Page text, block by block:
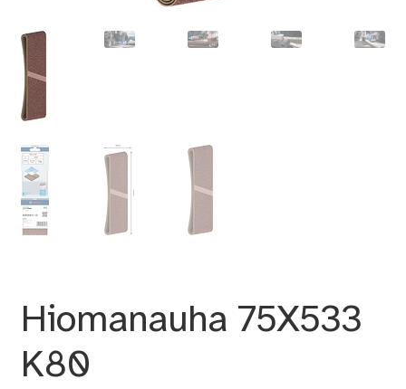
Hiomanauha 75X533
K80